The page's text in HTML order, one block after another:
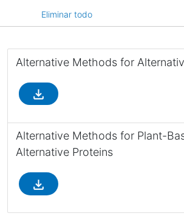
Eliminar todo
Alternative Methods for
file_download
Alternative Methods for Plant-
Alternative Proteins
file_download